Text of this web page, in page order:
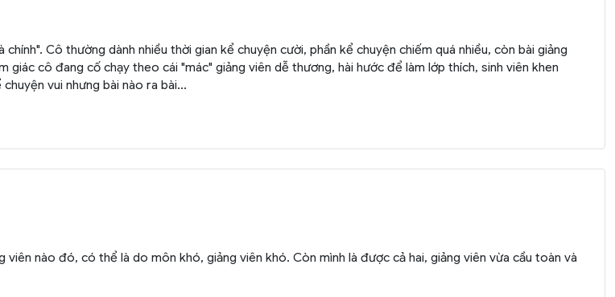
Cô thường dành nhiều thời gian kể chuyện cười, phần kể chuyện chiếm quá nhiều, còn bài giảng
cô đang cố chạy theo cái "mác" giảng viên dễ thương, hài hước để làm lớp thích, sinh viên khen
vui nhưng bài nào ra bài...
nào đó, có thể là do môn khó, giảng viên khó. Còn mình là được cả hai, giảng viên vừa cầu toàn và